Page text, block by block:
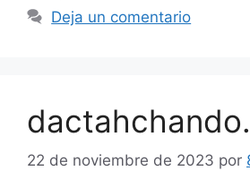
Deja un comentario
22 de noviembre de 2023 por